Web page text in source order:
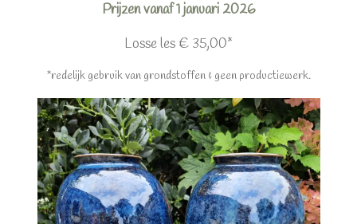
Prijzen vanaf 1 januari 2026
Losse les € 35,00*
*redelijk gebruik van grondstoffen & geen productiewerk.